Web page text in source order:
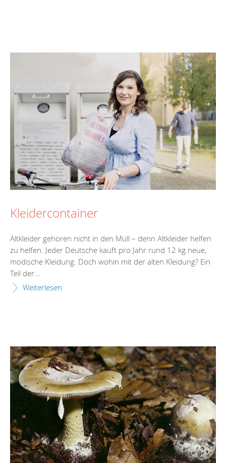
Kleidercontainer
Altkleider gehören nicht in den Müll – denn Altkleider helfen
zu helfen. Jeder Deutsche kauft pro Jahr rund 12 kg neue,
modische Kleidung. Doch wohin mit der alten Kleidung? Ein
Teil der...
Weiterlesen